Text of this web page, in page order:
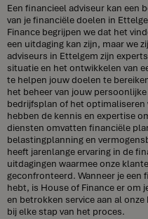
Een financieel adviseur kan een
van je financiële doelen in
Finance begrijpen we dat het
een uitdaging kan zijn, maar we
adviseurs in Ettelgem zijn
situatie en het ontwikkelen van
te helpen jouw doelen te
het beheer van jouw
bedrijfsplan of het
hebben de kennis en expertise
diensten omvatten financiële
belastingplanning en
heeft jarenlange ervaring in de
uitdagingen waarmee onze
geconfronteerd. Wanneer je
hebt, is House of Finance er om
en betrokken service aan al
bij elke stap van het proces.